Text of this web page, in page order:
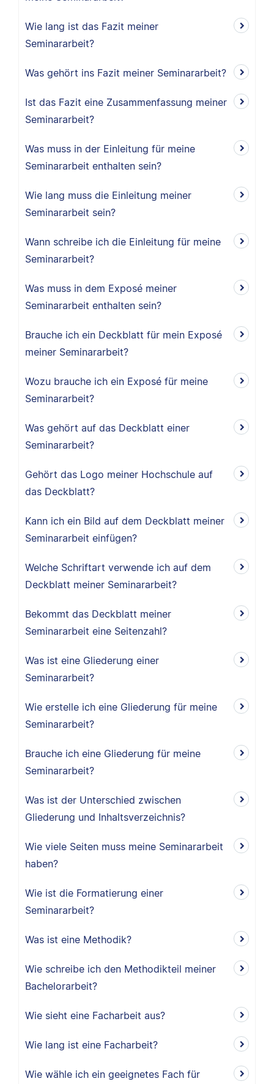
Wie lang ist das Fazit meiner
Seminararbeit?
Was gehört ins Fazit meiner Seminararbeit?
Ist das Fazit eine Zusammenfassung meiner
Seminararbeit?
Was muss in der Einleitung für meine
Seminararbeit enthalten sein?
Wie lang muss die Einleitung meiner
Seminararbeit sein?
Wann schreibe ich die Einleitung für meine
Seminararbeit?
Was muss in dem Exposé meiner
Seminararbeit enthalten sein?
Brauche ich ein Deckblatt für mein Exposé
meiner Seminararbeit?
Wozu brauche ich ein Exposé für meine
Seminararbeit?
Was gehört auf das Deckblatt einer
Seminararbeit?
Gehört das Logo meiner Hochschule auf
das Deckblatt?
Kann ich ein Bild auf dem Deckblatt meiner
Seminararbeit einfügen?
Welche Schriftart verwende ich auf dem
Deckblatt meiner Seminararbeit?
Bekommt das Deckblatt meiner
Seminararbeit eine Seitenzahl?
Was ist eine Gliederung einer
Seminararbeit?
Wie erstelle ich eine Gliederung für meine
Seminararbeit?
Brauche ich eine Gliederung für meine
Seminararbeit?
Was ist der Unterschied zwischen
Gliederung und Inhaltsverzeichnis?
Wie viele Seiten muss meine Seminararbeit
haben?
Wie ist die Formatierung einer
Seminararbeit?
Was ist eine Methodik?
Wie schreibe ich den Methodikteil meiner
Bachelorarbeit?
Wie sieht eine Facharbeit aus?
Wie lang ist eine Facharbeit?
Wie wähle ich ein geeignetes Fach für